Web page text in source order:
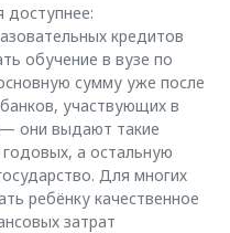
доступнее:
кредитов
обучение в вузе по
сумму уже после
участвующих в
они выдают такие
а остальную
Для многих
ребёнку качественное
затрат